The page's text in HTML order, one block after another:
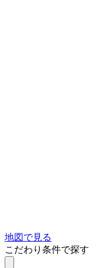
地図で見る
こだわり条件で探す